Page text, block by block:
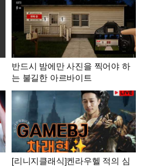
반드시 밤에만 사진을 찍어야 하
는 불길한 아르바이트
[리니지클래식]켄라우헬 적의 심